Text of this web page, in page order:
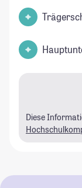
Diese